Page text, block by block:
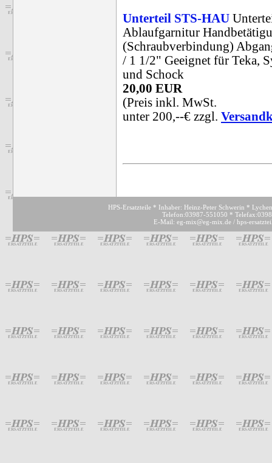
Unterteil STS-HAU
Ablaufgarnitur
(Schraubverbindung)
/ 1 1/2" Geeignet für Teka,
und Schock
20,00 EUR
(Preis inkl. MwSt.
unter 200,--€ zzgl.
HPS-Ersatzteile * Inhaber: Heinz-Peter Schwerin *
Telefon:03987-551050 *
E-Mail: eg-mix@eg-mix.de / hps-